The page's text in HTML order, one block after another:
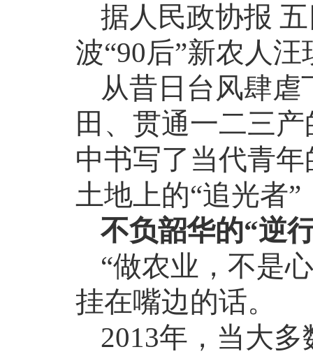
据人民政协报
波“90后”新农人
从昔日台风肆虐
田、贯通一二三
中书写了当代青
土地上的“追光者
不负韶华的“逆
“做农业，不是
挂在嘴边的话。
2013年，当大多